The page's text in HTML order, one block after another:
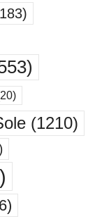
(1210)